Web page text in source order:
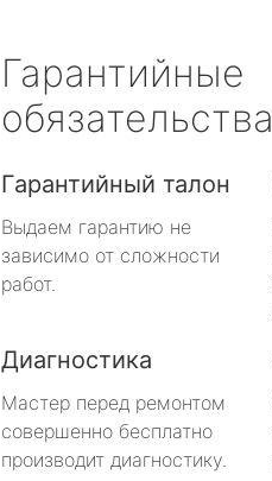
Гарантийные
обязательства
Гарантийный талон
Выдаем гарантию не
зависимо от сложности
работ.
Диагностика
Мастер перед ремонтом
совершенно бесплатно
производит диагностику.